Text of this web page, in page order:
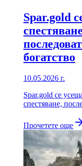
Spar.gold
богатство
10.05.2026 г.
Spar.gold се
спестяване,
Прочетете още